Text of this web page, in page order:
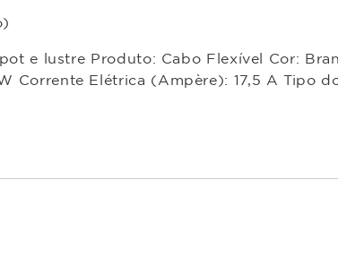
e lustre Produto: Cabo Flexível Cor:
Corrente Elétrica (Ampère): 17,5 A Tipo